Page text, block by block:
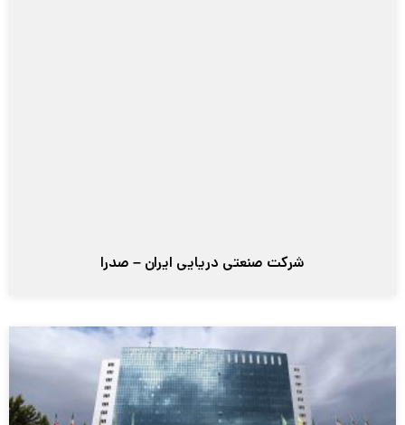
شرکت صنعتی دریایی ایران – صدرا